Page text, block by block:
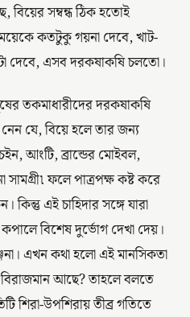
বিয়ের সম্বন্ধ ঠিক হতোই
কতটুকু গয়না দেবে, খাট-
দেবে, এসব দরকষাকষি চলতো।
তকমাধারীদের দরকষাকষি
যে, বিয়ে হলে তার জন্য
আংটি, ব্রান্ডের মোইবল,
ফলে পাত্রপক্ষ কষ্ট করে
এই চাহিদার সঙ্গে যারা
বিশেষ দুর্ভোগ দেখা দেয়।
এখন কথা হলো এই মানসিকতা
আছে? তাহলে বলতে
শিরা-উপশিরায় তীব্র গতিতে